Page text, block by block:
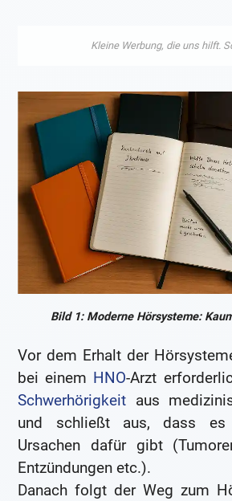
Bild 1: Moderne Hörsysteme:
Vor dem Erhalt der
bei einem HNO-Arzt
Schwerhörigkeit aus
und schließt aus, dass es
Ursachen dafür gibt
Entzündungen etc.).
Danach folgt der Weg zum